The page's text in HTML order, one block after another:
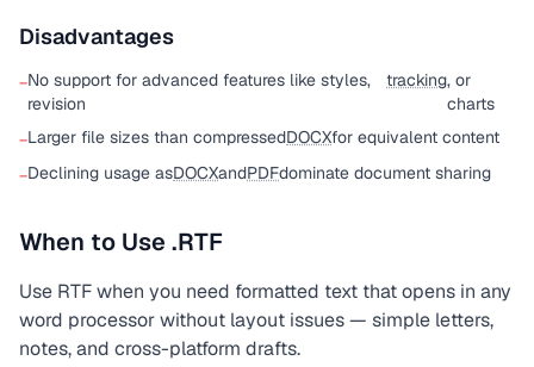
Disadvantages
−No support for advanced features like styles,
revision
tracking, or
charts
−Larger file sizes than compressedDOCXfor equivalent content
−Declining usage asDOCXandPDFdominate document sharing
When to Use .RTF
Use RTF when you need formatted text that opens in any
word processor without layout issues — simple letters,
notes, and cross-platform drafts.